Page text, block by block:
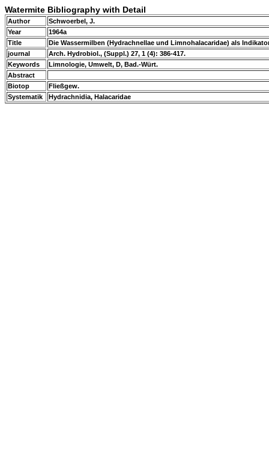
Watermite Bibliography with Detail
Author
Schwoerbel, J.
Year
1964a
Title
Die Wassermilben (Hydrachnellae und Limnohalacaridae) als
journal
Arch. Hydrobiol., (Suppl.) 27, 1 (4): 386-417.
Keywords
Limnologie, Umwelt, D, Bad.-Würt.
Abstract
Biotop
Fließgew.
Systematik
Hydrachnidia, Halacaridae